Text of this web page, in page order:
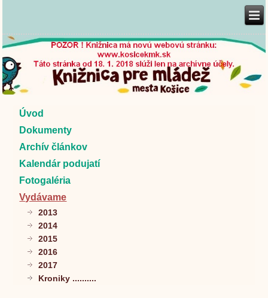
Úvod
Dokumenty
Archív článkov
Kalendár podujatí
Fotogaléria
Vydávame
2013
2014
2015
2016
2017
Kroniky ..........